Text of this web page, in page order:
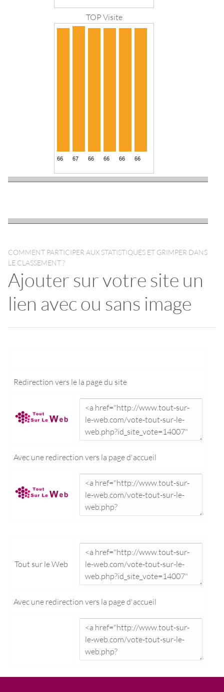
TOP Visite
COMMENT PARTICIPER AUX STATISTIQUES ET GRIMPER DANS
LE CLASSEMENT ?
Ajouter sur votre site un
lien avec ou sans image
Redirection vers le la page du site
Avec une redirection vers la page d'accueil
Tout sur le Web
Avec une redirection vers la page d'accueil